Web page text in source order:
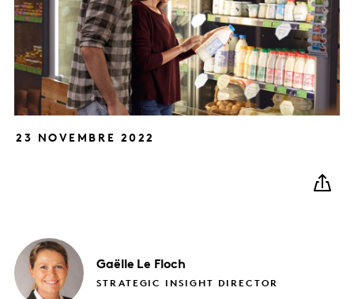
23 NOVEMBRE 2022
Gaëlle Le Floch
STRATEGIC INSIGHT DIRECTOR